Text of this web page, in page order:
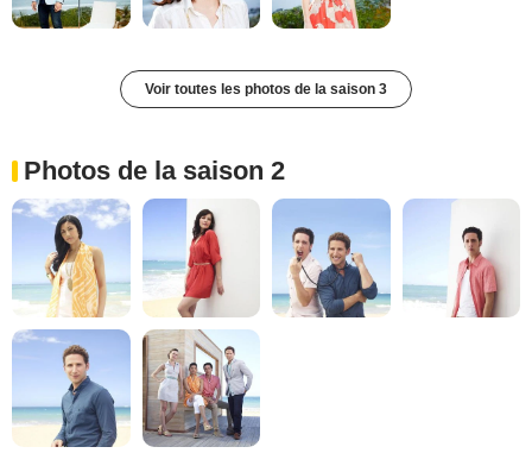
Voir toutes les photos de la saison 3
Photos de la saison 2